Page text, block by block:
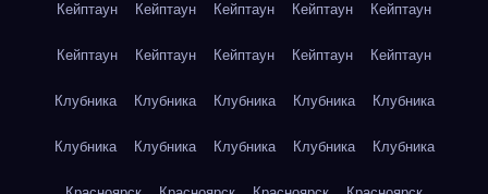
Кейптаун Кейптаун Кейптаун Кейптаун Кейптаун
Кейптаун Кейптаун Кейптаун Кейптаун Кейптаун
Клубника Клубника Клубника Клубника Клубника
Клубника Клубника Клубника Клубника Клубника